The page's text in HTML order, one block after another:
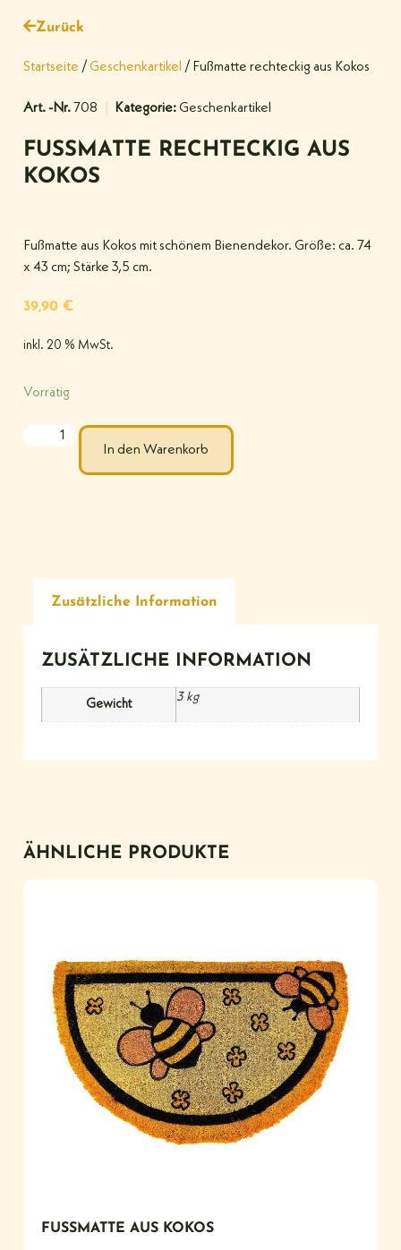
Zurück
Startseite /Geschenkartikel / Fußmatte rechteckig aus Kokos
Art. -Nr. 708 Kategorie:Geschenkartikel
FUSSMATTE RECHTECKIG AUS K
OKOS
Fußmatte aus Kokos mit schönem Bienendekor. Größe: ca. 74
x 43 cm; Stärke 3,5 cm.
39,90 €
inkl. 20 % MwSt.
Vorrätig
In den Warenkorb
Zusätzliche Information
ZUSÄTZLICHE INFORMATION
Gewicht
3 kg
ÄHNLICHE PRODUKTE
FUSSMATTE AUS KOKOS